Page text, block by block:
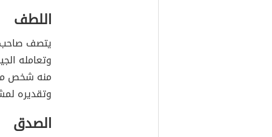
اللطف
يتصف صاحب
وتعامله
منه شخص
وتقديره
الصدق